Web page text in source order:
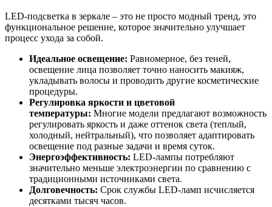
LED-подсветка в зеркале – это не просто модный тренд, это
функциональное решение, которое значительно улучшает
процесс ухода за собой.
Идеальное освещение: Равномерное, без теней,
освещение лица позволяет точно наносить макияж,
укладывать волосы и проводить другие косметические
процедуры.
Регулировка яркости и цветовой
температуры: Многие модели предлагают возможность
регулировать яркость и даже оттенок света (теплый,
холодный, нейтральный), что позволяет адаптировать
освещение под разные задачи и время суток.
Энергоэффективность: LED-лампы потребляют
значительно меньше электроэнергии по сравнению с
традиционными источниками света.
Долговечность: Срок службы LED-ламп исчисляется
десятками тысяч часов.